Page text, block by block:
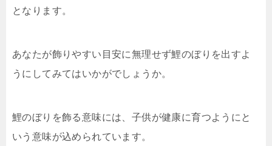
となります。
あなたが飾りやすい目安に無理せず鯉のぼりを出すよ
うにしてみてはいかがでしょうか。
鯉のぼりを飾る意味には、子供が健康に育つようにと
いう意味が込められています。